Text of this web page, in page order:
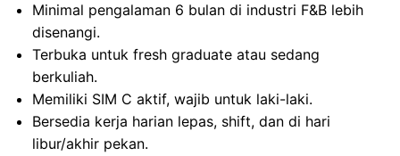
Minimal pengalaman 6 bulan di industri F&B lebih
disenangi.
Terbuka untuk fresh graduate atau sedang
berkuliah.
Memiliki SIM C aktif, wajib untuk laki-laki.
Bersedia kerja harian lepas, shift, dan di hari
libur/akhir pekan.